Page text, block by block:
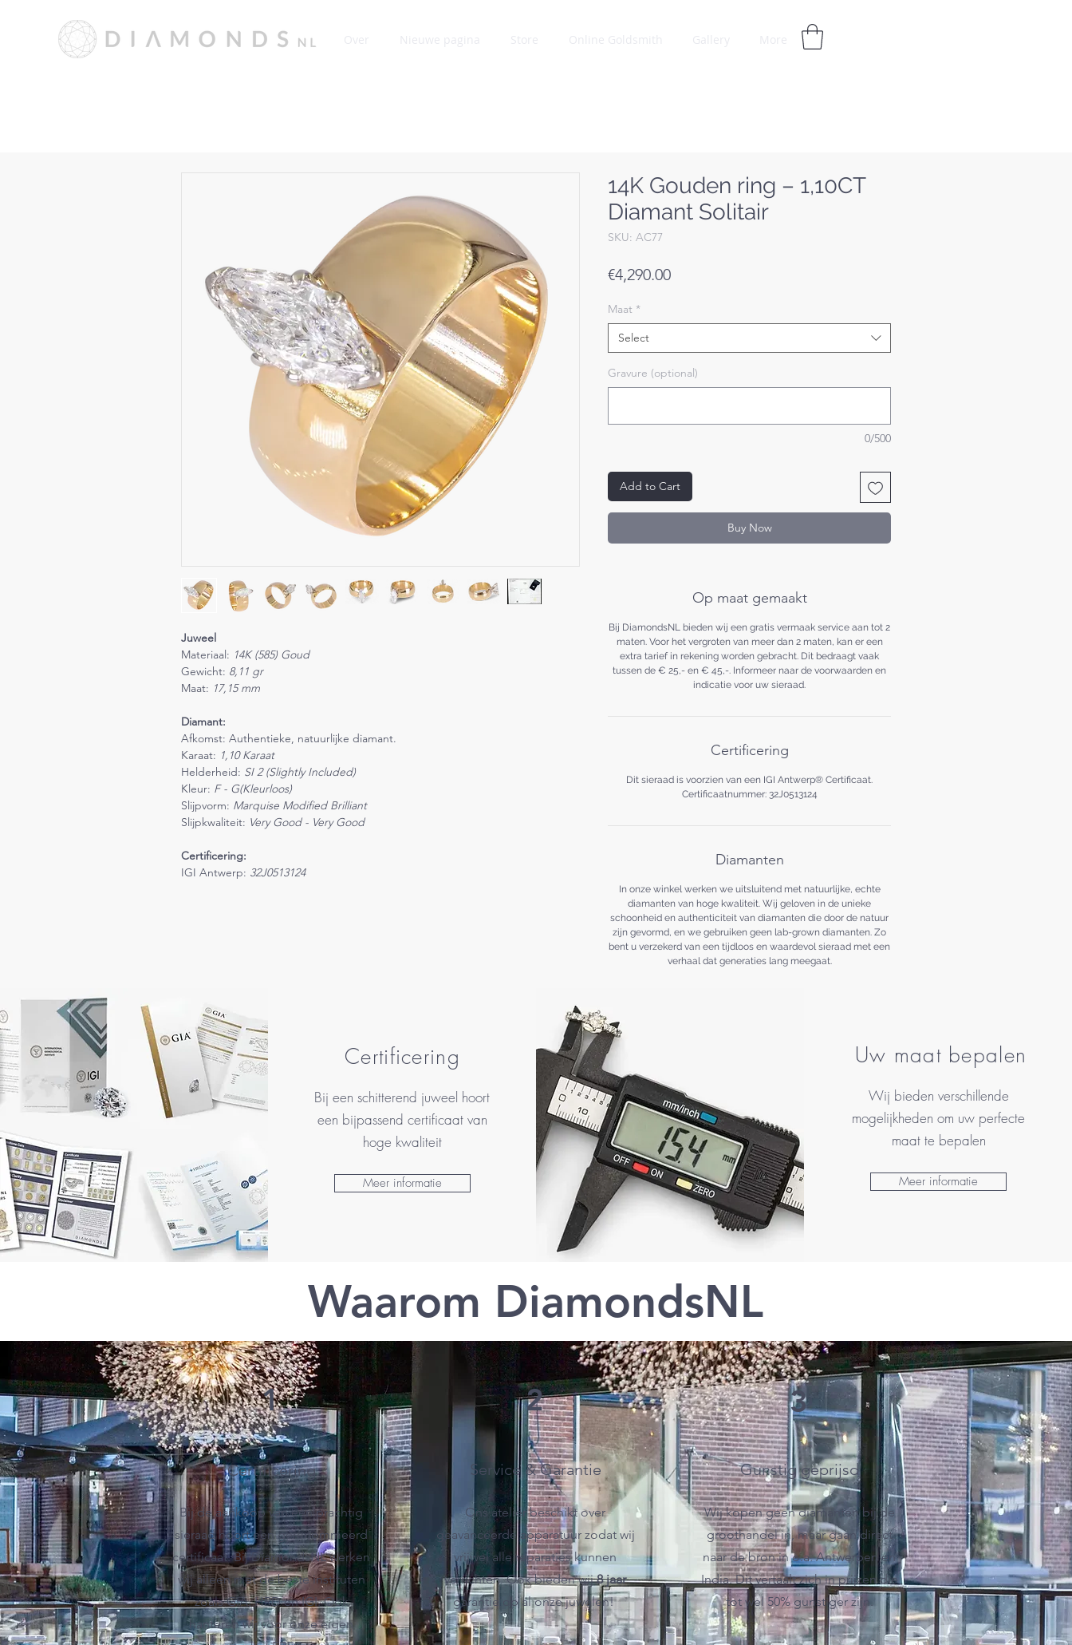
Juweel
Materiaal: 14K (585) Goud
Gewicht: 8,11 gr
Maat: 17,15 mm
Diamant:
Afkomst: Authentieke, natuurlijke diamant.
Karaat: 1,10 Karaat
Helderheid: SI 2 (Slightly Included)
Kleur: F - G(Kleurloos)
Slijpvorm: Marquise Modified Brilliant
Slijpkwaliteit: Very Good - Very Good
Certificering:
IGI Antwerp: 32J0513124
14K Gouden ring – 1,10CT
Diamant Solitair
SKU: AC77
€4,290.00Price
Maat *
Select
Gravure (optional)
0/500
Add to Cart
Buy Now
Op maat gemaakt
Bij DiamondsNL bieden wij een gratis vermaak service aan tot 2
maten. Voor het vergroten van meer dan 2 maten, kan er een
extra tarief in rekening worden gebracht. Dit bedraagt vaak
tussen de € 25,- en € 45,-. Informeer naar de voorwaarden en
indicatie voor uw sieraad.
Certificering
Dit sieraad is voorzien van een IGI Antwerp® Certificaat.
Certificaatnummer: 32J0513124
Diamanten
In onze winkel werken we uitsluitend met natuurlijke, echte
diamanten van hoge kwaliteit. Wij geloven in de unieke
schoonheid en authenticiteit van diamanten die door de natuur
zijn gevormd, en we gebruiken geen lab-grown diamanten. Zo
bent u verzekerd van een tijdloos en waardevol sieraad met een
verhaal dat generaties lang meegaat.
Certificering
Bij een schitterend juweel hoort
een bijpassend certificaat van
hoge kwaliteit
Meer informatie
Uw maat bepalen
Wij bieden verschillende
mogelijkheden om uw perfecte
maat te bepalen
Meer informatie
Waarom DiamondsNL
1
Certificering
Bij de aankoop van een prachtig
sieraad hoort een gerenommeerd
certificaat. Bij DiamondsNL werken
wij alleen met de beste instituten
zoals GIA, HRD en IGI. Ook
hanteren wij voor onze eigen
2
Service & Garantie
Ons atelier beschikt over
geavanceerde apparatuur zodat wij
vrijwel alle reparaties kunnen
verrichten. Ook bieden wij8 jaar
garantie op al onze juwelen!
3
Gunstig geprijsd
Wij kopen geen diamanten bij de
groothandel in, maar gaan direct
naar de bron in o.a. Antwerpen en
India. Dit vertaalt zich in prijzen die
tot wel 50% gunstiger zijn.